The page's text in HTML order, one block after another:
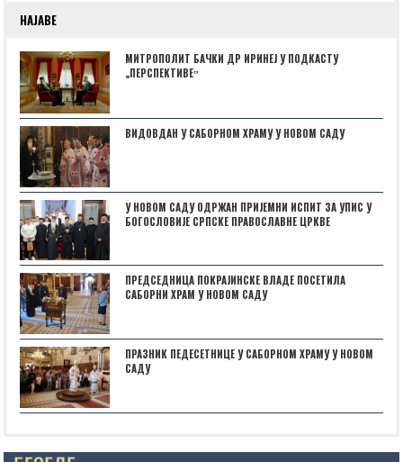
НАЈАВЕ
МИТРОПОЛИТ БАЧКИ ДР ИРИНЕЈ У ПОДКАСТУ
„ПЕРСПЕКТИВЕˮ
ВИДОВДАН У САБОРНОМ ХРАМУ У НОВОМ САДУ
У НОВОМ САДУ ОДРЖАН ПРИЈЕМНИ ИСПИТ ЗА УПИС У
БОГОСЛОВИЈЕ СРПСКЕ ПРАВОСЛАВНЕ ЦРКВЕ
ПРЕДСЕДНИЦА ПОКРАЈИНСКЕ ВЛАДЕ ПОСЕТИЛА
САБОРНИ ХРАМ У НОВОМ САДУ
ПРАЗНИК ПЕДЕСЕТНИЦЕ У САБОРНОМ ХРАМУ У НОВОМ
САДУ
Posts not found